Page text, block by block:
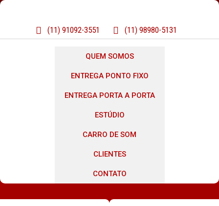
(11) 91092-3551 (11) 98980-5131
QUEM SOMOS
ENTREGA PONTO FIXO
ENTREGA PORTA A PORTA
ESTÚDIO
CARRO DE SOM
CLIENTES
CONTATO